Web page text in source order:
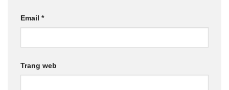
Email *
Trang web